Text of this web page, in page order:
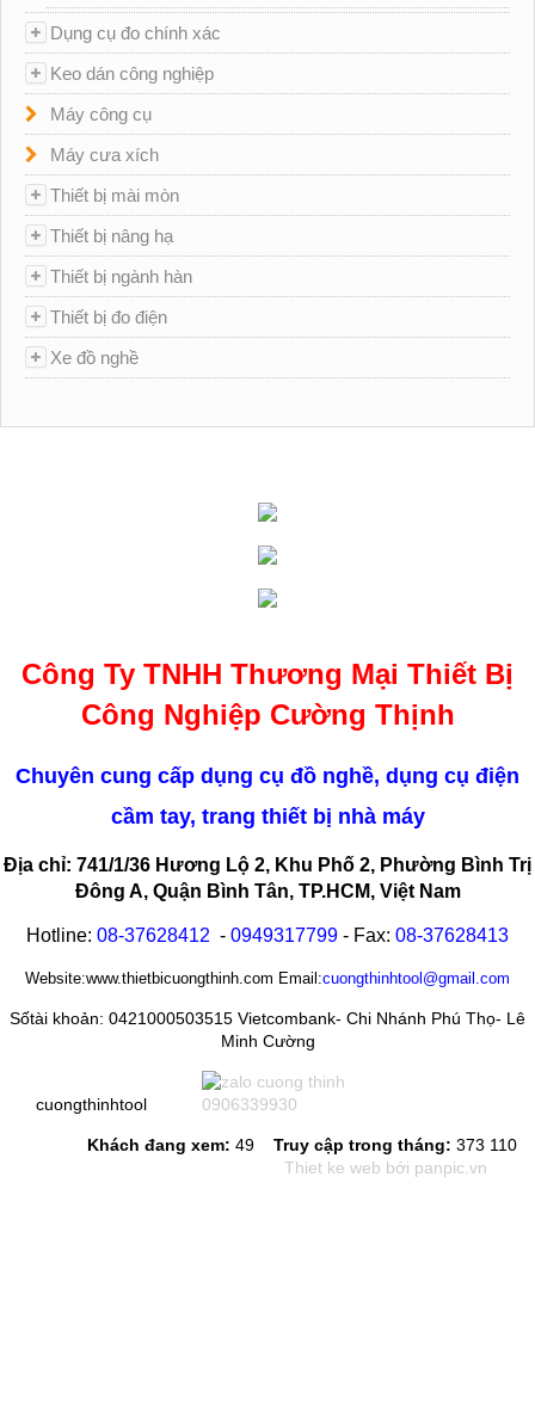
Dụng cụ đo chính xác
Keo dán công nghiệp
Máy công cụ
Máy cưa xích
Thiết bị mài mòn
Thiết bị nâng hạ
Thiết bị ngành hàn
Thiết bị đo điện
Xe đồ nghề
Công Ty TNHH Thương Mại Thiết Bị
Công Nghiệp Cường Thịnh
Chuyên cung cấp dụng cụ đồ nghề, dụng cụ điện
cầm tay, trang thiết bị nhà máy
Địa chỉ: 741/1/36 Hương Lộ 2, Khu Phố 2, Phường Bình Trị
Đông A, Quận Bình Tân, TP.HCM, Việt Nam
Hotline: 08-37628412 - 0949317799 - Fax: 08-37628413
Website:www.thietbicuongthinh.com Email:cuongthinhtool@gmail.com
Sốtài khoản: 0421000503515 Vietcombank- Chi Nhánh Phú Thọ- Lê
Minh Cường
cuongthinhtool 0906339930
Khách đang xem: 49 Truy cập trong tháng: 373 110
Thiet ke web bới panpic.vn